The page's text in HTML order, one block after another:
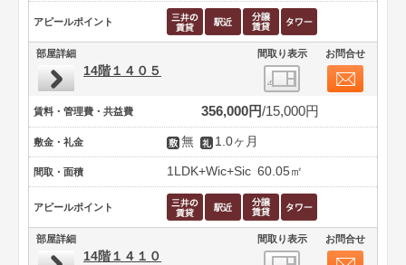
アピールポイント
部屋詳細 間取り表示 お問合せ
14階１４０５
賃料・管理費・共益費 356,000円 15,000円
敷金・礼金 無 1.0ヶ月
間取・面積 1LDK+Wic+Sic 60.05㎡
アピールポイント
部屋詳細 間取り表示 お問合せ
14階１４１０